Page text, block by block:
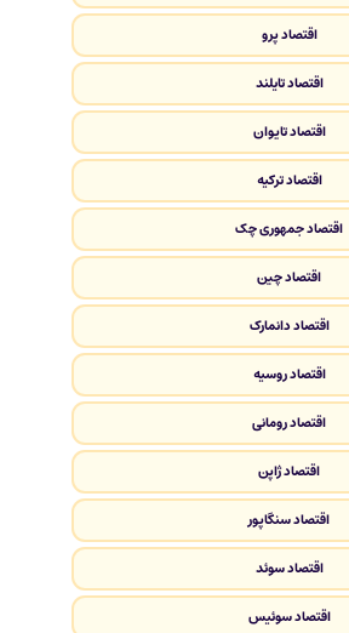
اقتصاد پرو
اقتصاد تایلند
اقتصاد تایوان
اقتصاد ترکیه
اقتصاد جمهوری چک
اقتصاد چین
اقتصاد دانمارک
اقتصاد روسیه
اقتصاد رومانی
اقتصاد ژاپن
اقتصاد سنگاپور
اقتصاد سوئد
اقتصاد سوئیس